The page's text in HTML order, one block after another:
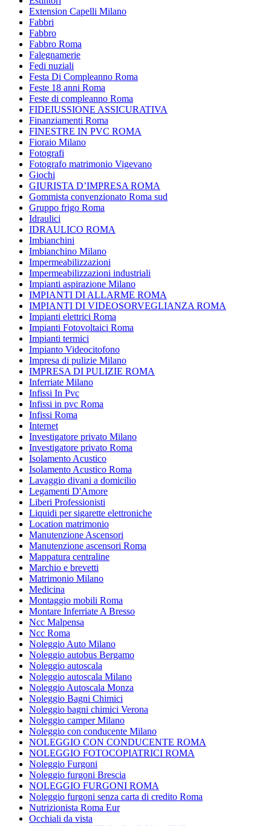
Extension Capelli Milano
Fabbri
Fabbro
Fabbro Roma
Falegnamerie
Fedi nuziali
Festa Di Compleanno Roma
Feste 18 anni Roma
Feste di compleanno Roma
FIDEIUSSIONE ASSICURATIVA
Finanziamenti Roma
FINESTRE IN PVC ROMA
Fioraio Milano
Fotografi
Fotografo matrimonio Vigevano
Giochi
GIURISTA D’IMPRESA ROMA
Gommista convenzionato Roma sud
Gruppo frigo Roma
Idraulici
IDRAULICO ROMA
Imbianchini
Imbianchino Milano
Impermeabilizzazioni
Impermeabilizzazioni industriali
Impianti aspirazione Milano
IMPIANTI DI ALLARME ROMA
IMPIANTI DI VIDEOSORVEGLIANZA ROMA
Impianti elettrici Roma
Impianti Fotovoltaici Roma
Impianti termici
Impianto Videocitofono
Impresa di pulizie Milano
IMPRESA DI PULIZIE ROMA
Inferriate Milano
Infissi In Pvc
Infissi in pvc Roma
Infissi Roma
Internet
Investigatore privato Milano
Investigatore privato Roma
Isolamento Acustico
Isolamento Acustico Roma
Lavaggio divani a domicilio
Legamenti D'Amore
Liberi Professionisti
Liquidi per sigarette elettroniche
Location matrimonio
Manutenzione Ascensori
Manutenzione ascensori Roma
Mappatura centraline
Marchio e brevetti
Matrimonio Milano
Medicina
Montaggio mobili Roma
Montare Inferriate A Bresso
Ncc Malpensa
Ncc Roma
Noleggio Auto Milano
Noleggio autobus Bergamo
Noleggio autoscala
Noleggio autoscala Milano
Noleggio Autoscala Monza
Noleggio Bagni Chimici
Noleggio bagni chimici Verona
Noleggio camper Milano
Noleggio con conducente Milano
NOLEGGIO CON CONDUCENTE ROMA
NOLEGGIO FOTOCOPIATRICI ROMA
Noleggio Furgoni
Noleggio furgoni Brescia
NOLEGGIO FURGONI ROMA
Noleggio furgoni senza carta di credito Roma
Nutrizionista Roma Eur
Occhiali da vista